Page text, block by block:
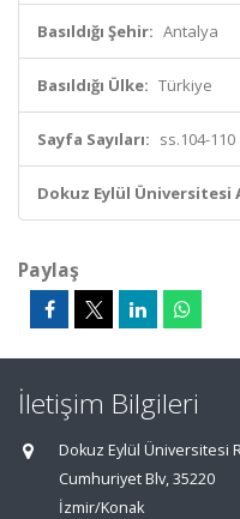
Basıldığı Şehir: Antalya
Basıldığı Ülke: Türkiye
Sayfa Sayıları: ss.104-110
Dokuz Eylül Üniversitesi
Paylaş
İletişim Bilgileri
Dokuz Eylül Üniversitesi
Cumhuriyet Blv, 35220
İzmir/Konak